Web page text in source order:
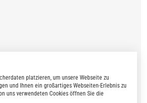
platzieren, um unsere Webseite zu
und Ihnen ein großartiges Webseiten-Erlebnis zu
uns verwendeten Cookies öffnen Sie die